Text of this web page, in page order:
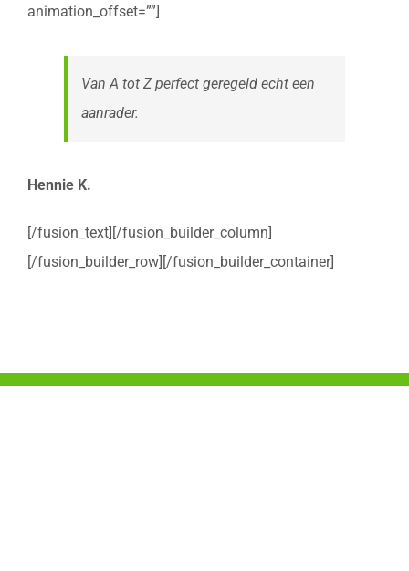
animation_offset=””]
Van A tot Z perfect geregeld echt een
aanrader.
Hennie K.
[/fusion_text][/fusion_builder_column]
[/fusion_builder_row][/fusion_builder_container]